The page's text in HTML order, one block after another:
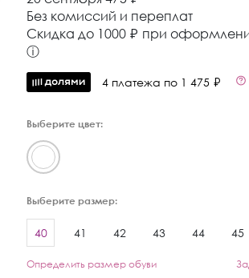
Без комиссий и переплат
Cкидка до 1000 ₽ при
ⓘ
4 платежа по 1 475 ₽
Выберите цвет:
Выберите размер:
40 41 42 43 44 45
Определить размер обуви